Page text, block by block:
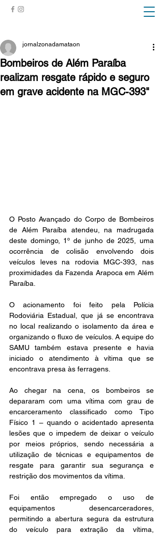
Bombeiros de Além Paraíba
realizam resgate rápido e seguro
em grave acidente na MGC-393"
jornalzonadamataon
O Posto Avançado do Corpo de Bombeiros
de Além Paraíba atendeu, na madrugada
deste domingo, 1º de junho de 2025, uma
ocorrência de colisão envolvendo dois
veículos leves na rodovia MGC-393, nas
proximidades da Fazenda Arapoca em Além
Paraíba.
O acionamento foi feito pela Polícia
Rodoviária Estadual, que já se encontrava
no local realizando o isolamento da área e
organizando o fluxo de veículos. A equipe do
SAMU também estava presente e havia
iniciado o atendimento à vítima que se
encontrava presa às ferragens.
Ao chegar na cena, os bombeiros se
depararam com uma vítima com grau de
encarceramento classificado como Tipo
Físico 1 – quando o acidentado apresenta
lesões que o impedem de deixar o veículo
por meios próprios, sendo necessária a
utilização de técnicas e equipamentos de
resgate para garantir sua segurança e
restrição dos movimentos da vítima.
Foi então empregado o uso de
equipamentos desencarceradores,
permitindo a abertura segura da estrutura
do veículo para extração da vítima,